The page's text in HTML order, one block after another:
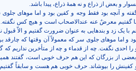
و بعض از ذراع و نه همۀ ذراع، پیدا باشد.
و آنچه بود فقط وجه و کفین بود و اما موهای
گفتیم معرضٌ عنه عندالاصحاب است و هیچ کس
با یک زد و بندهایی به عنوان ضرورت گفتیم و الاّ قبول
و اما موهای جلوی سر که معمولاً آن وقتها که چارقد
را احدی نگفت. چه از قدماء و چه از متأخرین نداریم که
از بزرگان که این هم حرف خوبی است، گفتند
کفینش را بپوشاند. حرف خوبی هم هست و سابقاً گفتیم